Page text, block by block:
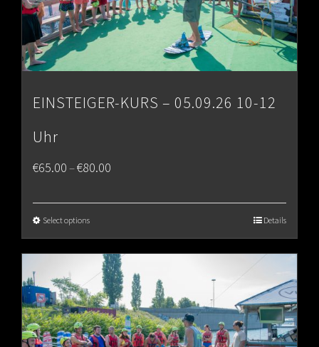
EINSTEIGER-KURS – 05.09.26 10-12
Uhr
€65.00–€80.00
€80.00
Select options Details